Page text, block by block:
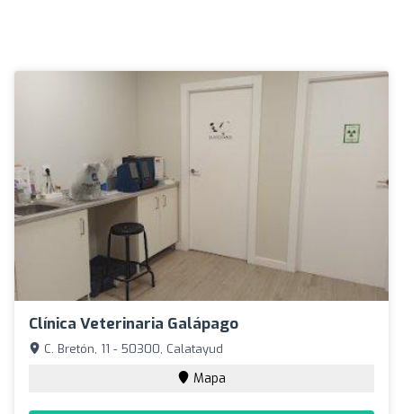
Clínica Veterinaria Galápago
C. Bretón, 11 - 50300, Calatayud
Mapa